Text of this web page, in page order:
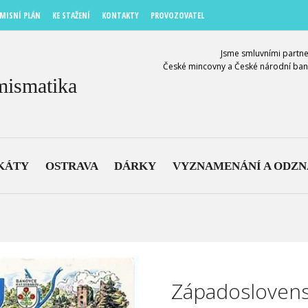
PLÁN KE STAŽENÍ KONTAKTY PROVOZOVATEL
Jsme smluvními
České mincovny a České národní
OSTRAVA DÁRKY VYZNAMENÁNÍ A